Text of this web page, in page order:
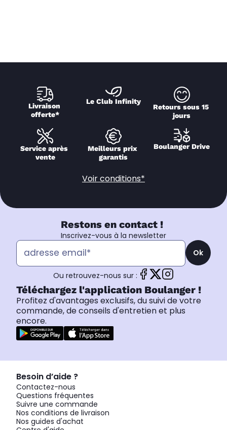
Livraison
offerte*
Le Club Infinity
Retours sous 15
jours
Service après
vente
Meilleurs prix
garantis
Boulanger Drive
Voir conditions*
Restons en contact !
Inscrivez-vous à la newsletter
Ok
Ou retrouvez-nous sur :
Téléchargez l'application Boulanger !
Profitez d'avantages exclusifs, du suivi de votre
commande, de conseils d'entretien et plus
encore.
Besoin d’aide ?
Contactez-nous
Questions fréquentes
Suivre une commande
Nos conditions de livraison
Nos guides d'achat